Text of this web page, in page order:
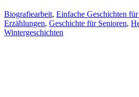
Biografiearbeit, Einfache Geschichten
Erzählungen, Geschichte für Senioren,
Wintergeschichten